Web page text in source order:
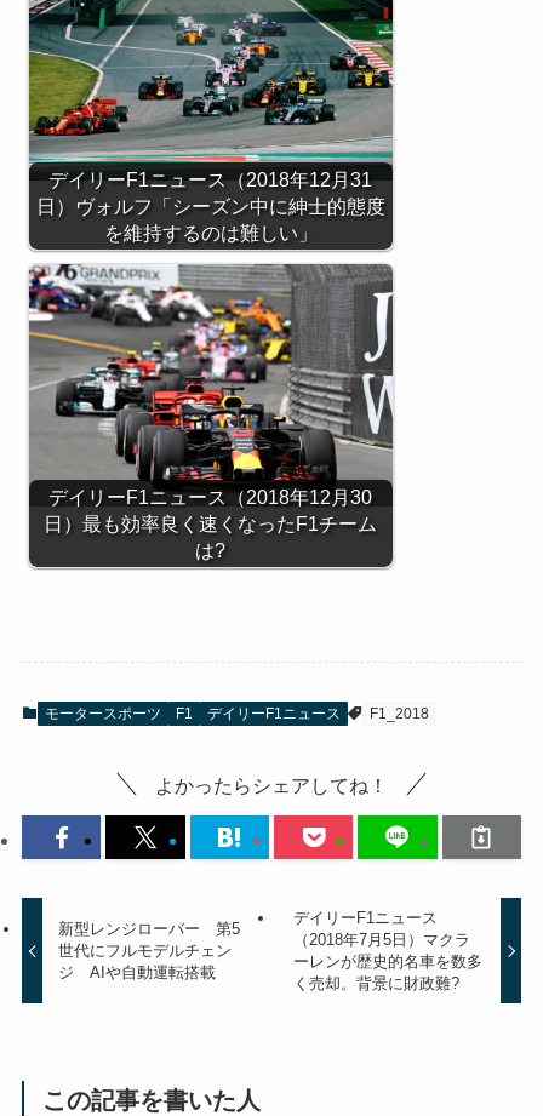
デイリーF1ニュース（2018年12月31
日）ヴォルフ「シーズン中に紳士的態度
を維持するのは難しい」
デイリーF1ニュース（2018年12月30
日）最も効率良く速くなったF1チーム
は?
モータースポーツ F1 デイリーF1ニュース F1_2018
よかったらシェアしてね！
新型レンジローバー 第5
世代にフルモデルチェン
ジ AIや自動運転搭載
デイリーF1ニュース
（2018年7月5日）マクラ
ーレンが歴史的名車を数多
く売却。背景に財政難?
この記事を書いた人